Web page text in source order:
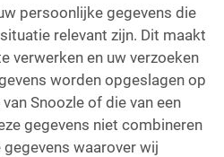
persoonlijke gegevens die
relevant zijn. Dit maakt
verwerken en uw verzoeken
worden opgeslagen op
Snoozle of die van een
gegevens niet combineren
waarover wij